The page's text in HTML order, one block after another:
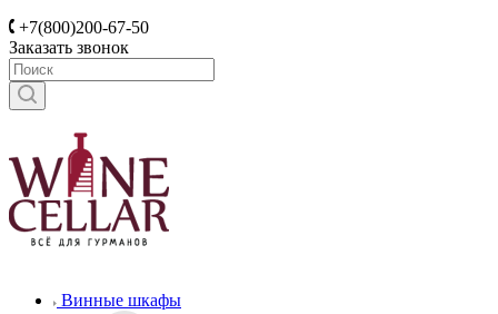
+7(800)200-67-50
Заказать звонок
Винные шкафы